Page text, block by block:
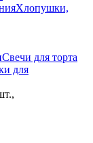
Хлопушки,
Свечи для торта
для